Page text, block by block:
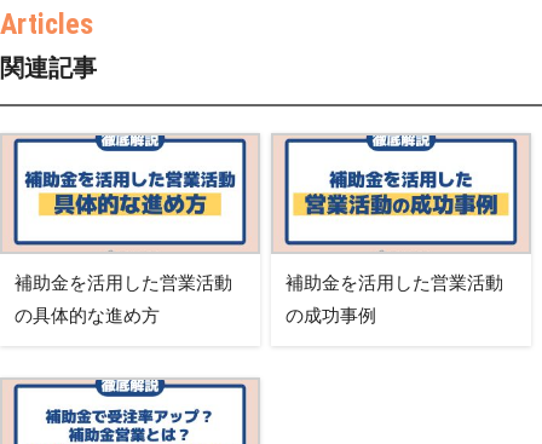
関連記事
補助金を活用した営業活動
の具体的な進め方
補助金を活用した営業活動
の成功事例